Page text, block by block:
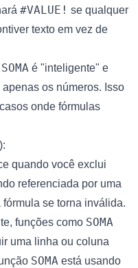
#VALUE! se qualquer
texto em vez de
SOMA é "inteligente" e
os números. Isso
onde fórmulas
quando você exclui
referenciada por uma
se torna inválida.
funções como SOMA
uma linha ou coluna
SOMA está usando